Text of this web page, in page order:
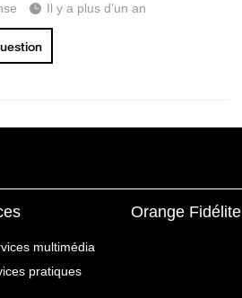
Il y a plus d'un an
multimédia
pratiques
Orange Fidélite